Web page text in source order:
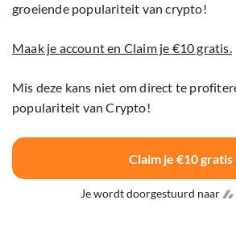
groeiende populariteit van crypto!
Maak je account en Claim je €10 gratis.
Mis deze kans niet om direct te
populariteit van Crypto!
Claim je €10 gratis
Je wordt doorgestuurd naar